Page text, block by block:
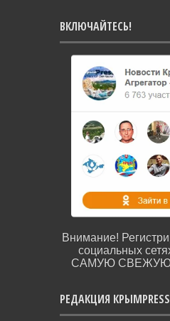
ВКЛЮЧАЙТЕСЬ!
Внимание!
социальных
САМУЮ СВЕЖУЮ
РЕДАКЦИЯ КРЫМPRESS